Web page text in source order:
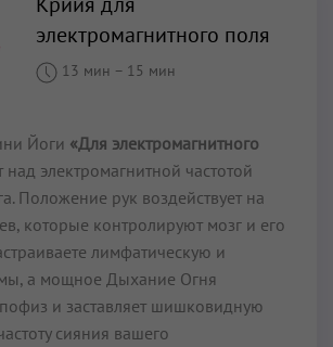
электромагнитного поля
13 мин – 15 мин
Йоги «Для электромагнитного
над электромагнитной частотой
Положение рук воздействует на
которые контролируют мозг и его
лимфатическую и
а мощное Дыхание Огня
и заставляет шишковидную
сияния вашего